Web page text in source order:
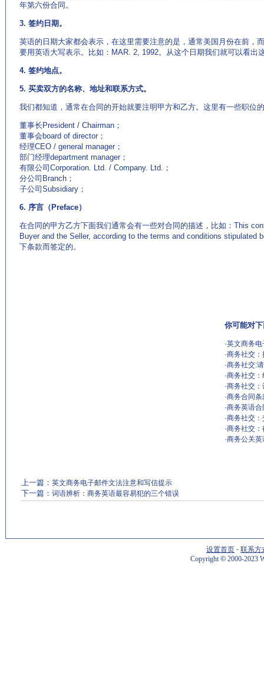
年第六份合同。
3. 签约日期。
英语的日期大家都会表示，在这里需要注意的是，通常美国月份在前，
要用英语大写表示。比如：MAR. 2, 1992。从这个日期我们就可以看出
4. 签约地点。
5. 买卖双方的名称、地址和联系方式。
我们都知道，通常在合同的开始就要注明甲方和乙方。这里有一些职位
董事长President / Chairman；
董事会board of director；
经理CEO / general manager；
部门经理department manager；
有限公司Corporation. Ltd. / Company. Ltd.；
分公司Branch；
子公司Subsidiary；
6. 序言（Preface）
在合同的甲方乙方下面我们通常会有一些对合同的描述，比如：This
Buyer and the Seller, according to the terms and conditions stipulated
下条款而签定的。
你可能对
·英文商务
·商务社交
·商务社交:
·商务社交
·商务社交
·商务合同
·商务英语
·商务社交
·商务社交
·商务公关
上一篇： 英文商务电子邮件文法注意和写信提示
下一篇： 词语辨析：商务英语最容易犯的三个错误
设置首页 - 联系方
Copyright©2000-2023